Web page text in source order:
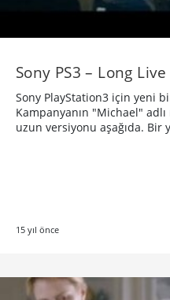
Sony PS3 – Long
Sony PlayStation3 için yeni
Kampanyanın "Michael"
uzun versiyonu aşağıda. Bir
15 yıl önce